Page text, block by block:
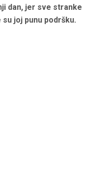
dan, jer sve stranke
joj punu podršku.